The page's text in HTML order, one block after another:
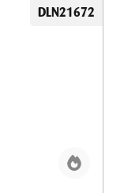
DLN21672